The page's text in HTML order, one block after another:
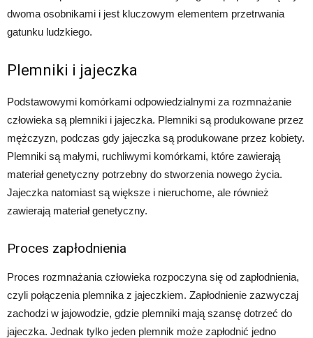
dwoma osobnikami i jest kluczowym elementem przetrwania
gatunku ludzkiego.
Plemniki i jajeczka
Podstawowymi komórkami odpowiedzialnymi za rozmnażanie
człowieka są plemniki i jajeczka. Plemniki są produkowane przez
mężczyzn, podczas gdy jajeczka są produkowane przez kobiety.
Plemniki są małymi, ruchliwymi komórkami, które zawierają
materiał genetyczny potrzebny do stworzenia nowego życia.
Jajeczka natomiast są większe i nieruchome, ale również
zawierają materiał genetyczny.
Proces zapłodnienia
Proces rozmnażania człowieka rozpoczyna się od zapłodnienia,
czyli połączenia plemnika z jajeczkiem. Zapłodnienie zazwyczaj
zachodzi w jajowodzie, gdzie plemniki mają szansę dotrzeć do
jajeczka. Jednak tylko jeden plemnik może zapłodnić jedno